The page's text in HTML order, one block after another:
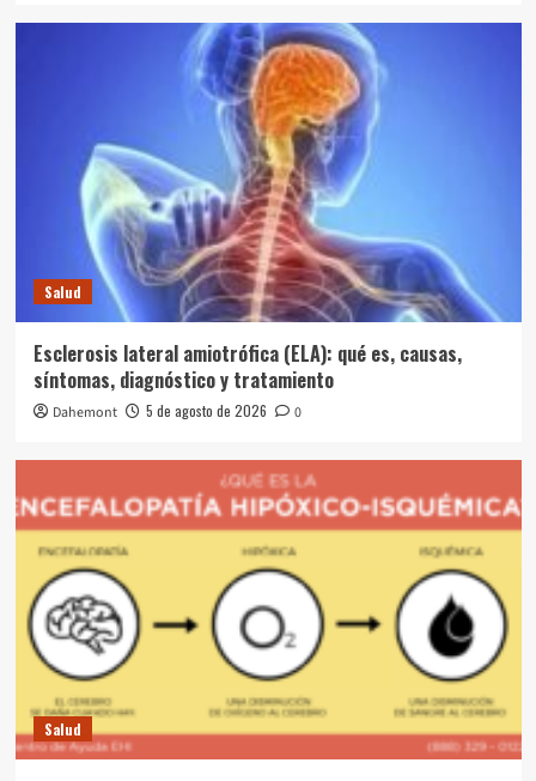
Salud
Esclerosis lateral amiotrófica (ELA): qué es, causas,
síntomas, diagnóstico y tratamiento
Dahemont 5 de agosto de 2026 0
Salud